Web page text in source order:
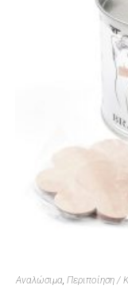
Αναλώσιμα, Περιποίηση /